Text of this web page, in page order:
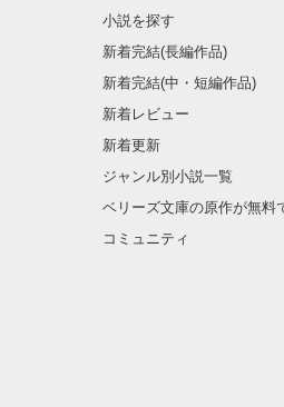
小説を探す
新着完結(長編作品)
新着完結(中・短編作品)
新着レビュー
新着更新
ジャンル別小説一覧
ベリーズ文庫の原作が無料
コミュニティ